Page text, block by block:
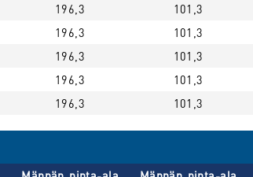
196,3 101,3
196,3 101,3
196,3 101,3
196,3 101,3
196,3 101,3